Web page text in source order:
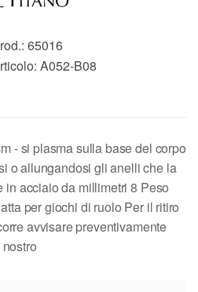
65016
A052-B08
- si plasma sulla base del corpo
o allungandosi gli anelli che la
acciaio da millimetri 8 Peso
per giochi di ruolo Per il ritiro
avvisare preventivamente